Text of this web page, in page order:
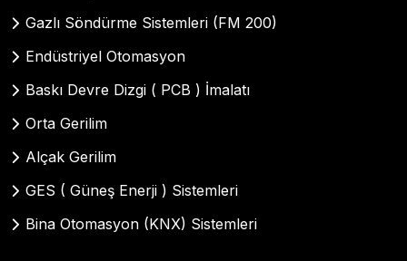
Gazlı Söndürme Sistemleri (FM 200)
Endüstriyel Otomasyon
Baskı Devre Dizgi ( PCB ) İmalatı
Orta Gerilim
Alçak Gerilim
GES ( Güneş Enerji ) Sistemleri
Bina Otomasyon (KNX) Sistemleri